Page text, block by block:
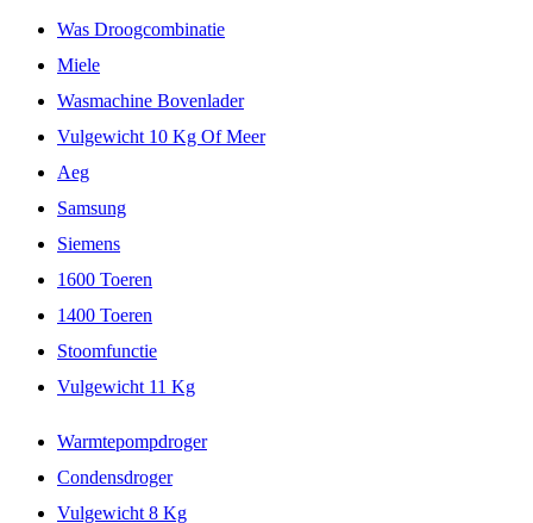
Was Droogcombinatie
Miele
Wasmachine Bovenlader
Vulgewicht 10 Kg Of Meer
Aeg
Samsung
Siemens
1600 Toeren
1400 Toeren
Stoomfunctie
Vulgewicht 11 Kg
Warmtepompdroger
Condensdroger
Vulgewicht 8 Kg